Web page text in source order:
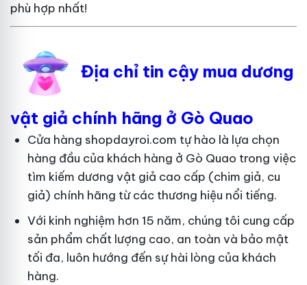
phù hợp nhất!
Địa chỉ tin cậy mua dương
vật giả chính hãng ở Gò Quao
Cửa hàng shopdayroi.com tự hào là lựa chọn
hàng đầu của khách hàng ở Gò Quao trong việc
tìm kiếm dương vật giả cao cấp (chim giả, cu
giả) chính hãng từ các thương hiệu nổi tiếng.
Với kinh nghiệm hơn 15 năm, chúng tôi cung cấp
sản phẩm chất lượng cao, an toàn và bảo mật
tối đa, luôn hướng đến sự hài lòng của khách
hàng.